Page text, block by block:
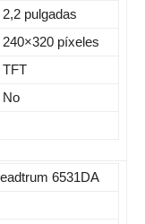
2,2 pulgadas
240×320 píxeles
TFT
No
6531DA